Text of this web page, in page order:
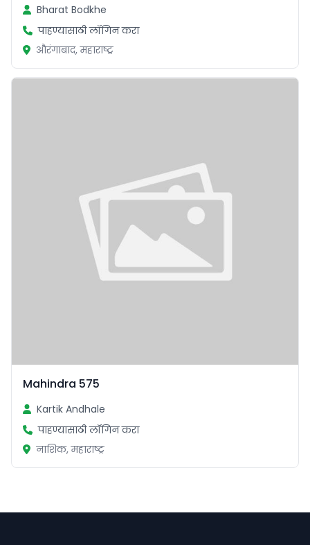
Bharat Bodkhe
पाहण्यासाठी लॉगिन करा
औरंगाबाद, महाराष्ट्र
Mahindra 575
Kartik Andhale
पाहण्यासाठी लॉगिन करा
नाशिक, महाराष्ट्र